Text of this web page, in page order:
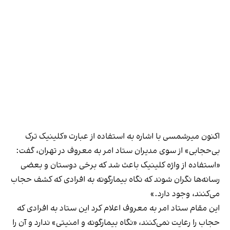
اکنون میرشمسی با اشاره به استفاده از عبارت «کلینیک ترک
بی‌حجابی» از سوی مدیران ستاد امر به معروف در تهران، گفت:
«استفاده از واژه کلینیک باعث شد که برخی دوستان و بعضی
رسانه‌ها نگران شوند که نگاه بیمارگونه به افرادی که کشف حجاب
می‌کنند، وجود دارد.»
این مقام ستاد امر به معروف اعلام کرد این ستاد به افرادی که
حجاب را رعایت نمی‌کنند، «نگاه بیمارگونه و امنیتی» ندارد و آن را